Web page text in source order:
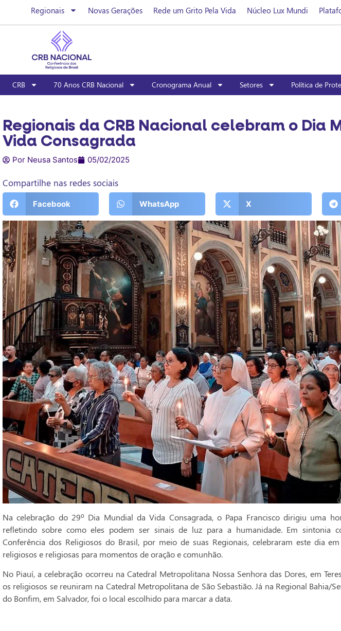
Regionais Novas Gerações Rede um Grito Pela Vida Núcleo Lux Mundi
CRB 70 Anos CRB Nacional Cronograma Anual Setores Política de
Regionais da CRB Nacional celebram o Dia
Vida Consagrada
Por Neusa Santos 05/02/2025
Compartilhe nas redes sociais
Facebook WhatsApp X
Na celebração do 29º Dia Mundial da Vida Consagrada, o Papa Francisco dirigiu uma
refletindo sobre como eles podem ser sinais de luz para a humanidade. Em sintonia
Conferência dos Religiosos do Brasil, por meio de suas Regionais, celebraram este dia
religiosos e religiosas para momentos de oração e comunhão.
No Piauí, a celebração ocorreu na Catedral Metropolitana Nossa Senhora das Dores, em
os religiosos se reuniram na Catedral Metropolitana de São Sebastião. Já na Regional Bahia/
do Bonfim, em Salvador, foi o local escolhido para marcar a data.